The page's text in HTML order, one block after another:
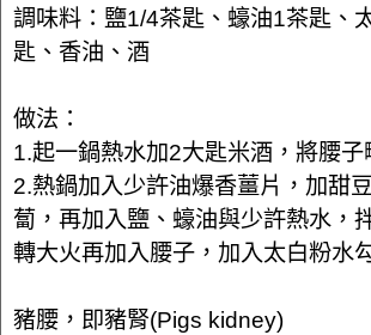
調味料：鹽1/4茶匙、蠔油1茶匙、
匙、香油、酒
做法：
1.起一鍋熱水加2大匙米酒，將腰子
2.熱鍋加入少許油爆香薑片，加甜
蔔，再加入鹽、蠔油與少許熱水，
轉大火再加入腰子，加入太白粉水
豬腰，即豬腎(Pigs kidney)